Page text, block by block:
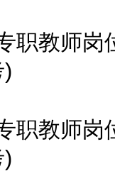
教师岗
教师岗